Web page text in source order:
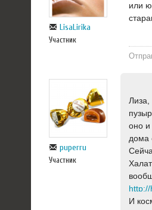
LisaLirika
Участник
или
puperru
Участник
оно и
дома
И